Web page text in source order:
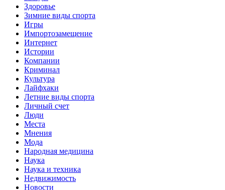
Здоровье
Зимние виды спорта
Игры
Импортозамещение
Интернет
Истории
Компании
Криминал
Культура
Лайфхаки
Летние виды спорта
Личный счет
Люди
Места
Мнения
Мода
Народная медицина
Наука
Наука и техника
Недвижимость
Новости